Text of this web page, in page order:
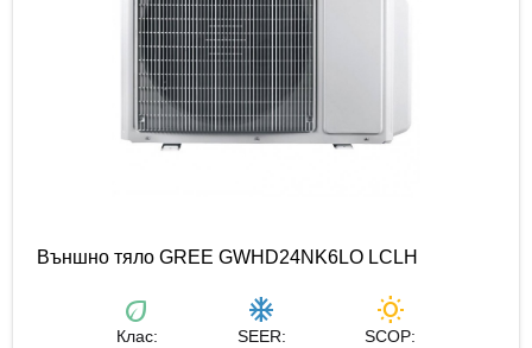
Външно тяло GREE GWHD24NK6LO LCLH
eco
Клас:
ac_unit
SEER:
wb_sunny
SCOP: